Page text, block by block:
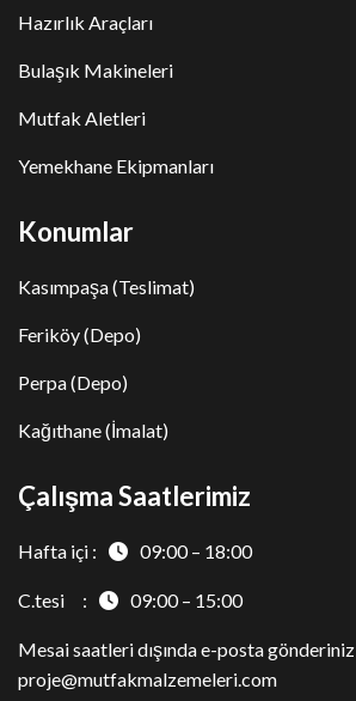
Hazırlık Araçları
Bulaşık Makineleri
Mutfak Aletleri
Yemekhane Ekipmanları
Konumlar
Kasımpaşa (Teslimat)
Feriköy (Depo)
Perpa (Depo)
Kağıthane (İmalat)
Çalışma Saatlerimiz
Hafta içi : 09:00 – 18:00
C.tesi : 09:00 – 15:00
Mesai saatleri dışında e-posta gönderiniz
proje@mutfakmalzemeleri.com